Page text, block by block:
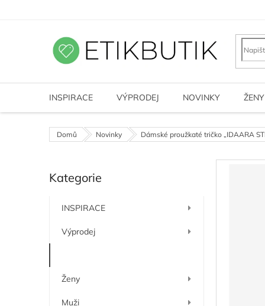
INSPIRACE VÝPRODEJ NOVINKY ŽENY
Domů Novinky Dámské proužkaté tričko „IDAARA
o
n
í
Přeskočit
kategorie
Kategorie
INSPIRACE
Výprodej
Ženy
Muži